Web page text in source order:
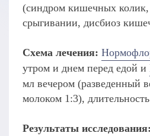
(синдром кишечных
срыгивании, дисбиоз
Схема лечения:
утром и днем перед едой и
мл вечером (разведенный
молоком 1:3),
Результаты исследования: